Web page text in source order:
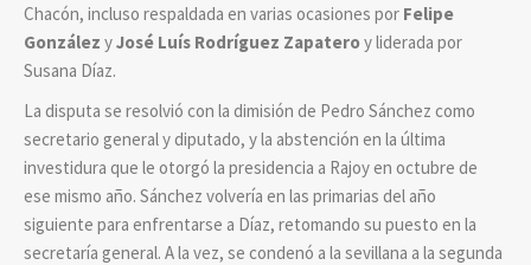
Chacón, incluso respaldada en varias ocasiones por Felipe
González yJosé Luís Rodríguez Zapateroy liderada por
Susana Díaz.
La disputa se resolvió con la dimisión de Pedro Sánchez como
secretario general y diputado, y la abstención en la última
investidura que le otorgó la presidencia a Rajoy en octubre de
ese mismo año. Sánchez volvería en las primarias del año
siguiente para enfrentarse a Díaz, retomando su puesto en la
secretaría general. A la vez, se condenó a la sevillana a la segunda